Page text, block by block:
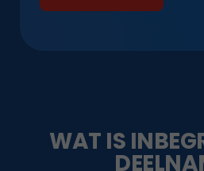
WAT IS